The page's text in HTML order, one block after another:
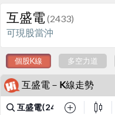
互盛電(2433)
可現股當沖
個股K線 多空力道
互盛電－K線走勢